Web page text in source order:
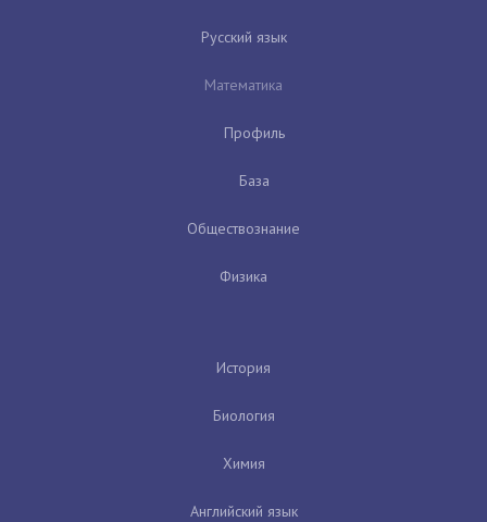
Русский язык
Математика
Профиль
База
Обществознание
Физика
История
Биология
Химия
Английский язык